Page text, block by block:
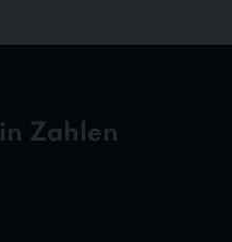
Zahlen